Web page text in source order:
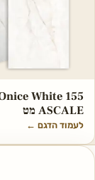
White 155
ASCALE מט
לעמוד הדגם ←